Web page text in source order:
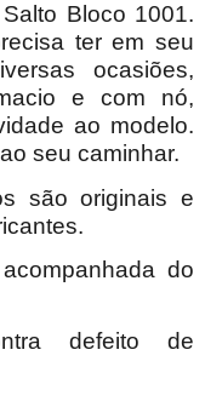
Bloco 1001.
ter em seu
ocasiões,
e com nó,
ao modelo.
seu caminhar.
são originais e
do
defeito de